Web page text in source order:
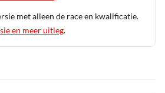
met alleen de race en kwalificatie.
en meer uitleg.